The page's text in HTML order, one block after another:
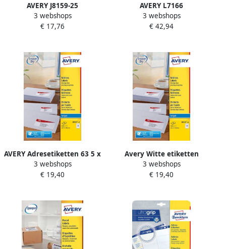
AVERY J8159-25
adresetiketten ft 63 5 x 33 9
mm (b x h) 600 etiketten
3 webshops
€ 17,76
AVERY L7166
Verzendetiketten Laser
Ultragrip wit 100 vellen 6
3 webshops
€ 42,94
AVERY Adresetiketten 63 5 x
38 1 mm wit Inkjetprinter
permanent klevend J8160-
3 webshops
€ 19,40
Avery Witte etiketten
QuickDry doos van 40 blad
ft 63 5 x 33 9 mm (b x h)
3 webshops
€ 19,40